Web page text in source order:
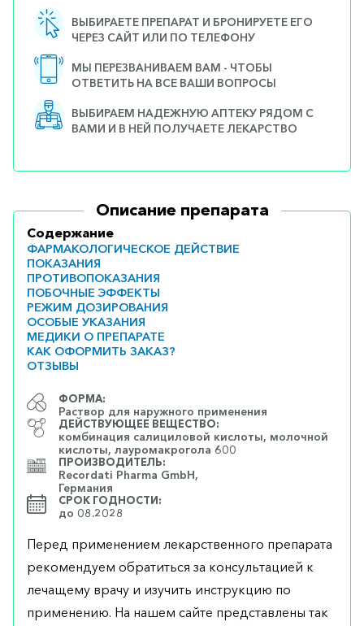
ВЫБИРАЕТЕ ПРЕПАРАТ И БРОНИРУЕТЕ ЕГО
ЧЕРЕЗ САЙТ ИЛИ ПО ТЕЛЕФОНУ
МЫ ПЕРЕЗВАНИВАЕМ ВАМ - ЧТОБЫ
ОТВЕТИТЬ НА ВСЕ ВАШИ ВОПРОСЫ
ВЫБИРАЕМ НАДЕЖНУЮ АПТЕКУ РЯДОМ С
ВАМИ И В НЕЙ ПОЛУЧАЕТЕ ЛЕКАРСТВО
Описание препарата
Содержание
ФАРМАКОЛОГИЧЕСКОЕ ДЕЙСТВИЕ
ПОКАЗАНИЯ
ПРОТИВОПОКАЗАНИЯ
ПОБОЧНЫЕ ЭФФЕКТЫ
РЕЖИМ ДОЗИРОВАНИЯ
ОСОБЫЕ УКАЗАНИЯ
МЕДИКИ О ПРЕПАРАТЕ
КАК ОФОРМИТЬ ЗАКАЗ?
ОТЗЫВЫ
ФОРМА:
Раствор для наружного применения
ДЕЙСТВУЮЩЕЕ ВЕЩЕСТВО:
комбинация салициловой кислоты, молочной
кислоты, лауромакрогола 600
ПРОИЗВОДИТЕЛЬ:
Recordati Pharma GmbH,
Германия
СРОК ГОДНОСТИ:
до 08.2028
Перед применением лекарственного препарата
рекомендуем обратиться за консультацией к
лечащему врачу и изучить инструкцию по
применению. На нашем сайте представлены так